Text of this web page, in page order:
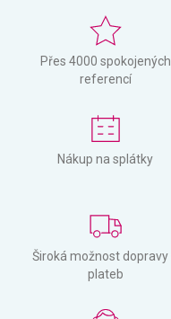
Přes 4000 spokojených
referencí
Nákup na splátky
Široká možnost dopravy
plateb